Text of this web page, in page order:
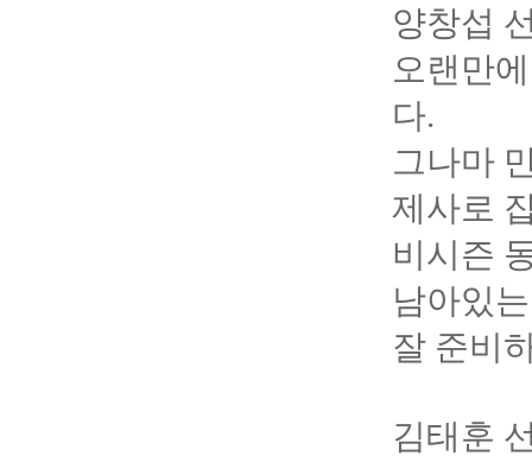
양창섭
오랜만
다.
그나마
제사로
비시즌
남아있
잘 준비
김태훈